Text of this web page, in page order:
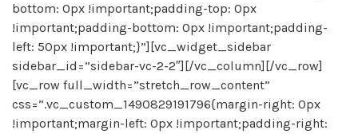
bottom: 0px !important;padding-top: 0px
!important;padding-bottom: 0px !important;padding-
left: 50px !important;}”][vc_widget_sidebar
sidebar_id=”sidebar-vc-2-2″][/vc_column][/vc_row]
[vc_row full_width=”stretch_row_content”
css=”.vc_custom_1490829191796{margin-right: 0px
!important;margin-left: 0px !important;padding-right: